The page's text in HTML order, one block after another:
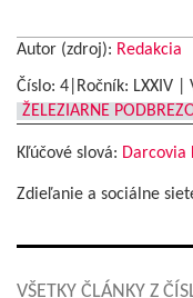
Autor (zdroj): Redakcia
Číslo: 4|Ročník: LXXIV |
ŽELEZIARNE
Kľúčové slová: Darcovia
Zdieľanie a sociálne
VŠETKY ČLÁNKY Z